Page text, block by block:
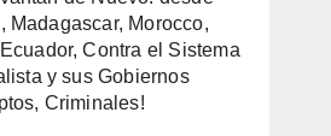
Madagascar, Morocco,
Contra el Sistema
y sus Gobiernos
Criminales!